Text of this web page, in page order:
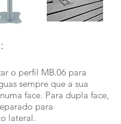
o perfil MB.06 para
sempre que a sua
face. Para dupla face,
para
lateral.